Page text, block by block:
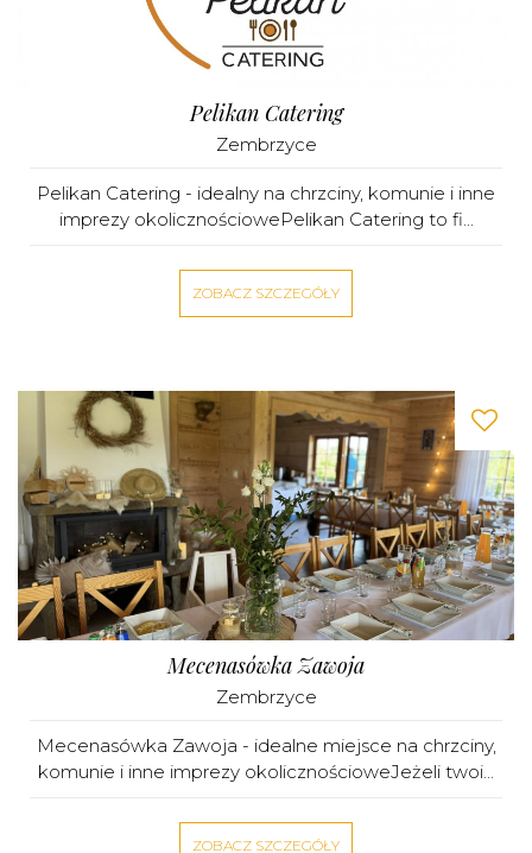
Pelikan Catering
Zembrzyce
Pelikan Catering - idealny na chrzciny, komunie i inne
imprezy okolicznościowePelikan Catering to fi...
ZOBACZ SZCZEGÓŁY
Mecenasówka Zawoja
Zembrzyce
Mecenasówka Zawoja - idealne miejsce na chrzciny,
komunie i inne imprezy okolicznościoweJeżeli twoi...
ZOBACZ SZCZEGÓŁY